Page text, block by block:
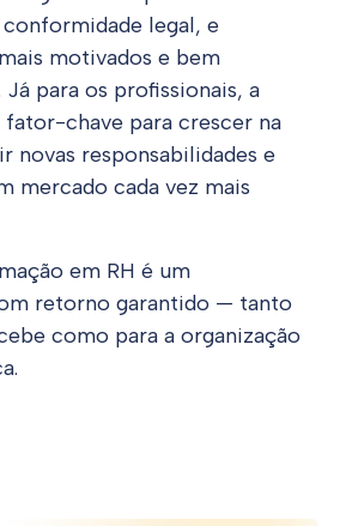
legal, e
motivados e bem
Já para os profissionais, a
chave para crescer na
novas responsabilidades e
mercado cada vez mais
em RH é um
retorno garantido — tanto
como para a organização